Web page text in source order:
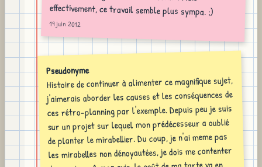
effectivement, ce travail semble plus sympa. ;)
19 juin 2012
Pseudonyme
Histoire de continuer à alimenter ce magnifique sujet,
j'aimerais aborder les causes et les conséquences de
ces rétro-planning par l'exemple. Depuis peu je suis
sur un projet sur lequel mon prédécesseur a oublié
de planter le mirabellier. Du coup, je n'ai meme pas
les mirabelles non dénoyautées, je dois me contenter